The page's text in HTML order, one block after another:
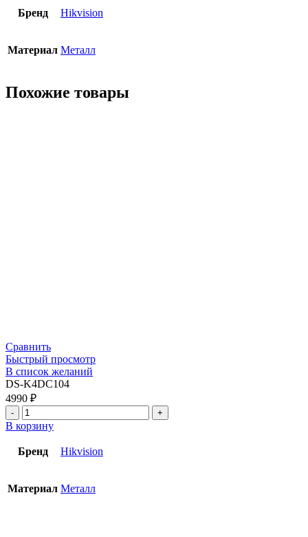
Бренд Hikvision
Материал Металл
Похожие товары
Сравнить
Быстрый просмотр
В список желаний
DS-K4DC104
4990 ₽
В корзину
Бренд Hikvision
Материал Металл